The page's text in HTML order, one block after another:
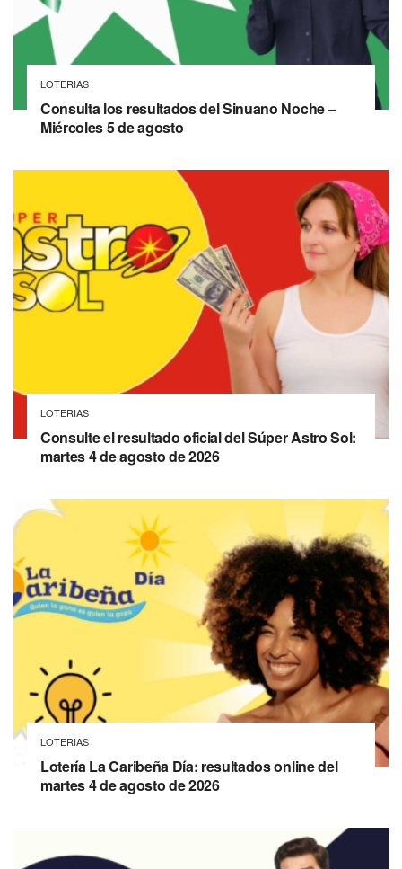
LOTERIAS
Consulta los resultados del Sinuano Noche –
Miércoles 5 de agosto
LOTERIAS
Consulte el resultado oficial del Súper Astro Sol:
martes 4 de agosto de 2026
LOTERIAS
Lotería La Caribeña Día: resultados online del
martes 4 de agosto de 2026